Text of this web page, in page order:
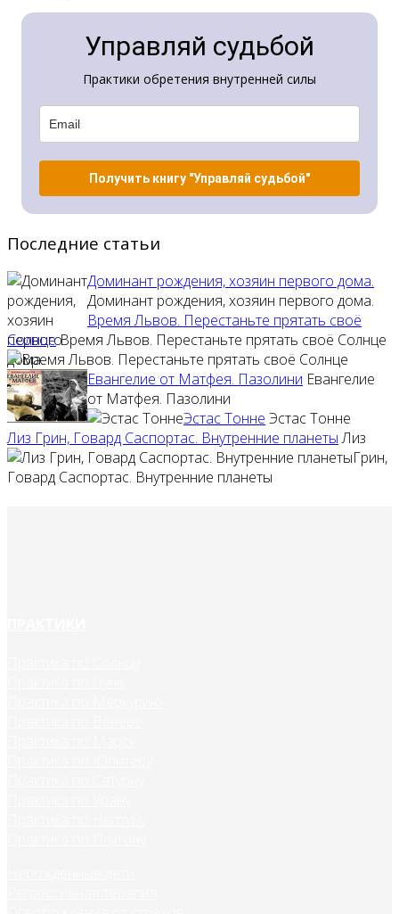
Управляй судьбой
Практики обретения внутренней силы
Получить книгу "Управляй судьбой"
Последние статьи
Доминант рождения, хозяин первого дома.
Доминант рождения, хозяин первого дома.
Время Львов. Перестаньте прятать своё
СолнцеВремя Львов. Перестаньте прятать своё Солнце
Евангелие от Матфея. Пазолини Евангелие
от Матфея. Пазолини
Эстас Тонне Эстас Тонне
Лиз Грин, Говард Саспортас. Внутренние планеты Лиз
Грин,
Говард Саспортас. Внутренние планеты